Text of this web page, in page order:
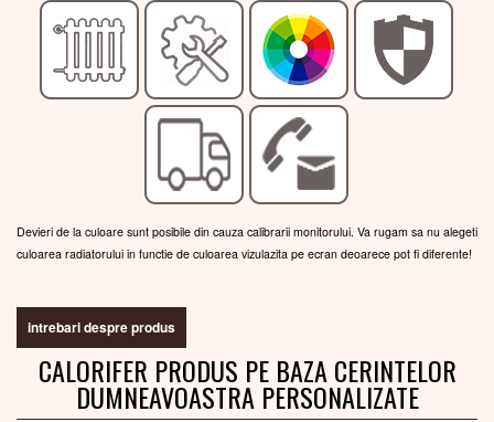
Devieri de la culoare sunt posibile din cauza calibrarii monitorului. Va rugam sa nu alegeti
culoarea radiatorului in functie de culoarea vizulazita pe ecran deoarece pot fi diferente!
intrebari despre produs
CALORIFER PRODUS PE BAZA CERINTELOR
DUMNEAVOASTRA PERSONALIZATE